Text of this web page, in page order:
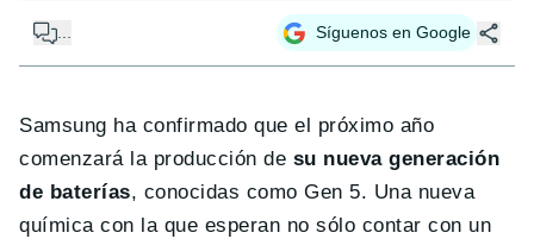
... Síguenos en Google
Samsung ha confirmado que el próximo año
comenzará la producción de su nueva generación
de baterías, conocidas como Gen 5. Una nueva
química con la que esperan no sólo contar con un